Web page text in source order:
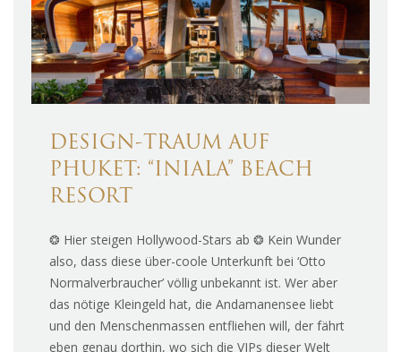
DESIGN-TRAUM AUF
PHUKET: “INIALA” BEACH
RESORT
❂ Hier steigen Hollywood-Stars ab ❂ Kein Wunder
also, dass diese über-coole Unterkunft bei ‘Otto
Normalverbraucher’ völlig unbekannt ist. Wer aber
das nötige Kleingeld hat, die Andamanensee liebt
und den Menschenmassen entfliehen will, der fährt
eben genau dorthin, wo sich die VIPs dieser Welt